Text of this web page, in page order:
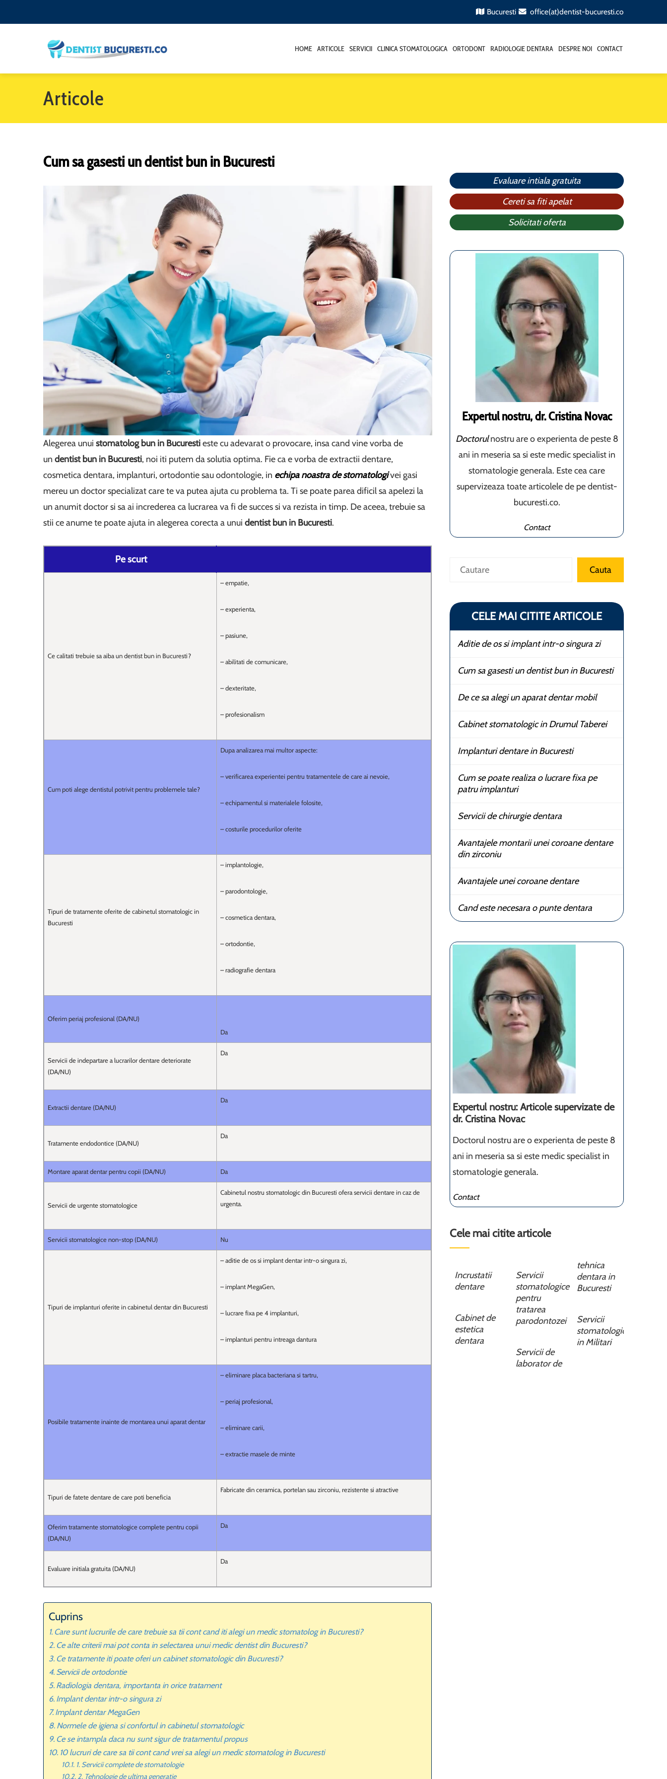
Bucuresti office(at)dentist-bucuresti.co
HOME ARTICOLE SERVICII CLINICA STOMATOLOGICA ORTODONT RADIOLOGIE DENTARA DESPRE NOI CONTACT
Articole
Cum sa gasesti un dentist bun in Bucuresti
Alegerea unui stomatolog bun in Bucurestieste cu adevarat o provocare, insa cand vine vorba de
un dentist bun in Bucuresti, noi iti putem da solutia optima. Fie ca e vorba de extractii dentare,
cosmetica dentara, implanturi, ortodontie sau odontologie, in echipa noastra de stomatologivei gasi
mereu un doctor specializat care te va putea ajuta cu problema ta. Ti se poate parea dificil sa apelezi la
un anumit doctor si sa ai increderea ca lucrarea va fi de succes si va rezista in timp. De aceea, trebuie sa
stii ce anume te poate ajuta in alegerea corecta a unui dentist bun in Bucuresti.
Pe scurt
Ce calitati trebuie sa aiba un dentist bun in Bucuresti?
– empatie,
– experienta,
– pasiune,
– abilitati de comunicare,
– dexteritate,
– profesionalism
Cum poti alege dentistul potrivit pentru problemele tale?
Dupa analizarea mai multor aspecte:
– verificarea experientei pentru tratamentele de care ai nevoie,
– echipamentul si materialele folosite,
– costurile procedurilor oferite
Tipuri de tratamente oferite de cabinetul stomatologic in
Bucuresti
– implantologie,
– parodontologie,
– cosmetica dentara,
– ortodontie,
– radiografie dentara
Oferim periaj profesional (DA/NU)
Da
Servicii de indepartare a lucrarilor dentare deteriorate
(DA/NU)
Da
Extractii dentare (DA/NU)
Da
Tratamente endodontice (DA/NU)
Da
Montare aparat dentar pentru copii (DA/NU) Da
Servicii de urgente stomatologice
Cabinetul nostru stomatologic din Bucuresti ofera servicii dentare in caz de
urgenta.
Servicii stomatologice non-stop (DA/NU) Nu
Tipuri de implanturi oferite in cabinetul dentar din Bucuresti
– aditie de os si implant dentar intr-o singura zi,
– implant MegaGen,
– lucrare fixa pe 4 implanturi,
– implanturi pentru intreaga dantura
Posibile tratamente inainte de montarea unui aparat dentar
– eliminare placa bacteriana si tartru,
– periaj profesional,
– eliminare carii,
– extractie masele de minte
Tipuri de fatete dentare de care poti beneficia
Fabricate din ceramica, portelan sau zirconiu, rezistente si atractive
Oferim tratamente stomatologice complete pentru copii
(DA/NU)
Da
Evaluare initiala gratuita (DA/NU)
Da
Cuprins
Care sunt lucrurile de care trebuie sa tii cont cand iti alegi un medic stomatolog in Bucuresti?
Ce alte criterii mai pot conta in selectarea unui medic dentist din Bucuresti?
Ce tratamente iti poate oferi un cabinet stomatologic din Bucuresti?
Servicii de ortodontie
Radiologia dentara, importanta in orice tratament
Implant dentar intr-o singura zi
Implant dentar MegaGen
Normele de igiena si confortul in cabinetul stomatologic
Ce se intampla daca nu sunt sigur de tratamentul propus
10 lucruri de care sa tii cont cand vrei sa alegi un medic stomatolog in Bucuresti
1. Servicii complete de stomatologie
2. Tehnologie de ultima generatie
Evaluare intiala gratuita
Cereti sa fiti apelat
Solicitati oferta
Expertul nostru, dr. Cristina Novac
Doctorulnostru are o experienta de peste 8
ani in meseria sa si este medic specialist in
stomatologie generala. Este cea care
supervizeaza toate articolele de pe dentist-
bucuresti.co.
Contact
Caută Cauta
CELE MAI CITITE ARTICOLE
Aditie de os si implant intr-o singura zi
Cum sa gasesti un dentist bun in Bucuresti
De ce sa alegi un aparat dentar mobil
Cabinet stomatologic in Drumul Taberei
Implanturi dentare in Bucuresti
Cum se poate realiza o lucrare fixa pe
patru implanturi
Servicii de chirurgie dentara
Avantajele montarii unei coroane dentare
din zirconiu
Avantajele unei coroane dentare
Cand este necesara o punte dentara
Expertul nostru: Articole supervizate de
dr. Cristina Novac
Doctorul nostru are o experienta de peste 8
ani in meseria sa si este medic specialist in
stomatologie generala.
Contact
Cele mai citite articole
Incrustatii
dentare
Cabinet de
estetica
dentara
Servicii
stomatologice
pentru
tratarea
parodontozei
Servicii de
laborator de
tehnica
dentara in
Bucuresti
Servicii
stomatologice
in Militari